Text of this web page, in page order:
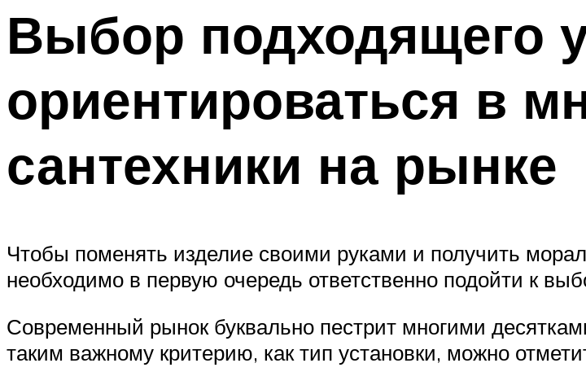
Выбор подходящего
ориентироваться в
сантехники на рынке
Чтобы поменять изделие своими руками и получить
необходимо в первую очередь ответственно подойти к
Современный рынок буквально пестрит многими
таким важному критерию, как тип установки, можно